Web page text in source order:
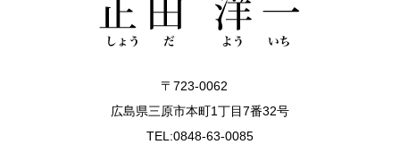
〒723-0062
広島県三原市本町1丁目7番32号
TEL:0848-63-0085